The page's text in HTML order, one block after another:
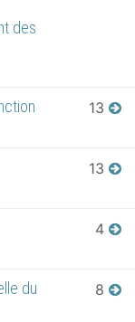
des
13
13
4
du
8